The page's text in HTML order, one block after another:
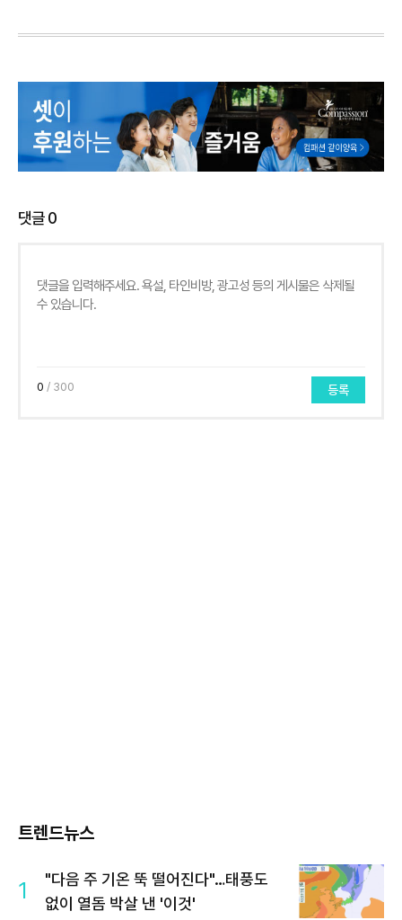
댓글0
0 / 300 등록
트렌드뉴스
1
"다음 주 기온 뚝 떨어진다"…태풍도
없이 열돔 박살 낸 '이것'